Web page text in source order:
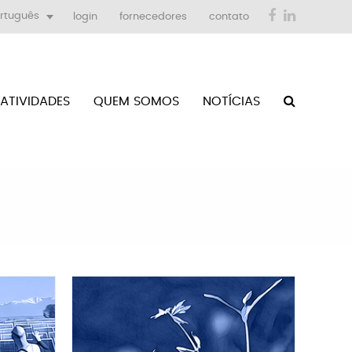
login fornecedores contato Facebook
ATIVIDADES QUEM SOMOS NOTÍCIAS